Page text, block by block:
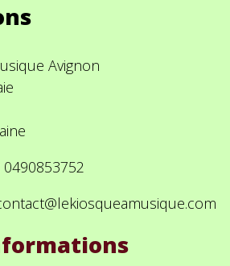
Avignon
0490853752